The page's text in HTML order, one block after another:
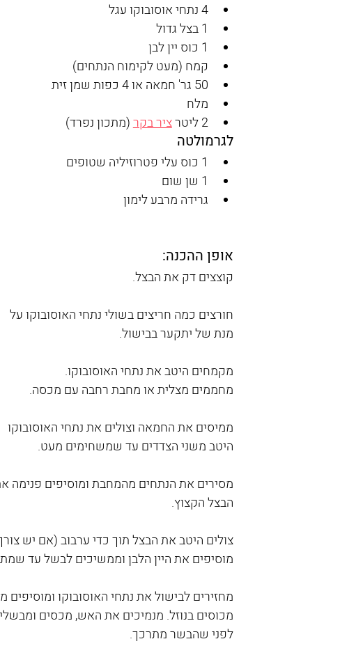
4 נתחי אוסובוקו עגל
1 בצל גדול
1 כוס יין לבן
קמח (מעט לקימוח הנתחים)
50 גר' חמאה או 4 כפות שמן זית
מלח
2 ליטר
ציר בקר (מתכון נפרד)
לגרמולטה
1 כוס עלי פטרוזיליה שטופים
1 שן שום
גרידה מרבע לימון
אופן ההכנה:
קוצצים דק את הבצל.
חורצים כמה חריצים בשולי נתחי האוסובוקו על
מנת של יתקער בבישול.
מקמחים היטב את נתחי האוסובוקו.
מחממים מצלית או מחבת רחבה עם מכסה.
ממיסים את החמאה וצולים את נתחי האוסובוקו
היטב משני הצדדים עד שמשחימים מעט.
מסירים את הנתחים מהמחבת ומוסיפים פנימה
הבצל הקצוץ.
צולים היטב את הבצל תוך כדי ערבוב (אם יש
מוסיפים את היין הלבן וממשיכים לבשל עד
מחזירים לבישול את נתחי האוסובוקו
מכוסים בנוזל. מנמיכים את האש, מכסים
לפני שהבשר מתרכך.